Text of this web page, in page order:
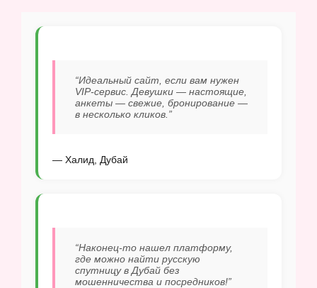
“Идеальный сайт, если вам нужен
VIP-сервис. Девушки — настоящие,
анкеты — свежие, бронирование —
в несколько кликов.”
— Халид, Дубай
“Наконец-то нашел платформу,
где можно найти русскую
спутницу в Дубай без
мошенничества и посредников!”